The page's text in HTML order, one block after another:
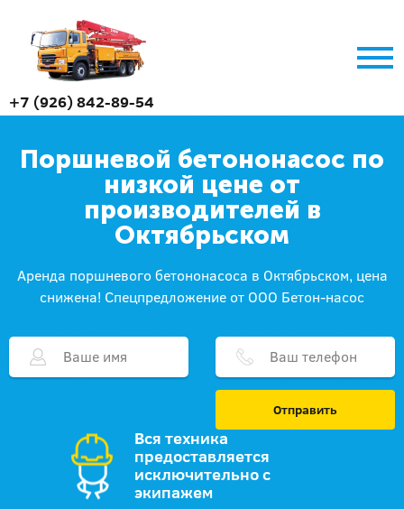
+7 (926) 842-89-54
Поршневой бетононасос по
низкой цене от
производителей в
Октябрьском
Аренда поршневого бетононасоса в Октябрьском, цена
снижена! Спецпредложение от ООО Бетон-насос
Отправить
Вся техника
предоставляется
исключительно с
экипажем